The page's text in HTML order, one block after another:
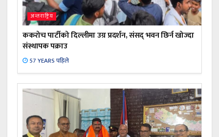
अन्तराष्ट्रिय
ककरोच पार्टीको दिल्लीमा उग्र प्रदर्शन, संसद् भवन छिर्न खोज्दा
संस्थापक पक्राउ
57 YEARS पहिले